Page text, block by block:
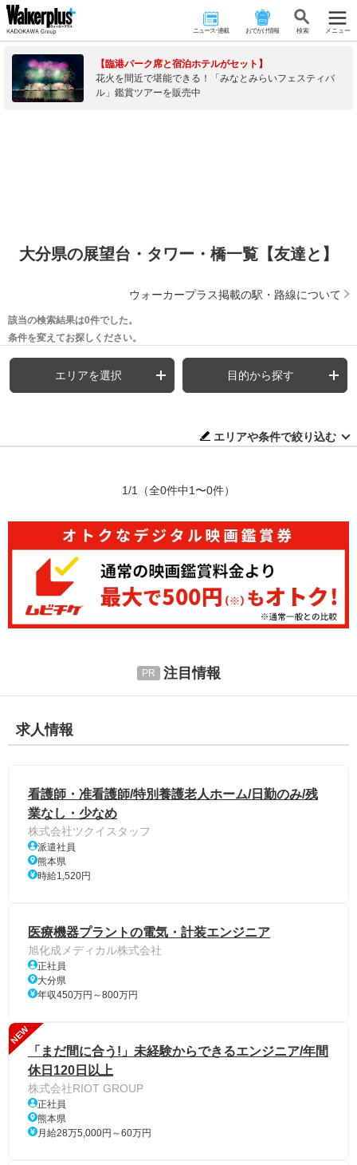
ニュース･連載 おでかけ情報 検 索 メニュー
【臨港パーク席と宿泊ホテルがセット】
花火を間近で堪能できる！「みなとみらいフェスティバ
ル」鑑賞ツアーを販売中
大分県の展望台・タワー・橋一覧【友達と】
ウォーカープラス掲載の駅・路線について
該当の検索結果は0件でした。
条件を変えてお探しください。
エリアを選択 目的から探す
エリアや条件で絞り込む
1/1 （全0件中1〜0件）
注目情報
求人情報
看護師・准看護師/特別養護老人ホーム/日勤のみ/残
業なし・少なめ
株式会社ツクイスタッフ
派遣社員
熊本県
時給1,520円
医療機器プラントの電気・計装エンジニア
旭化成メディカル株式会社
正社員
大分県
年収450万円～800万円
NEW
「まだ間に合う!」未経験からできるエンジニア/年間
休日120日以上
株式会社RIOT GROUP
正社員
熊本県
月給28万5,000円～60万円